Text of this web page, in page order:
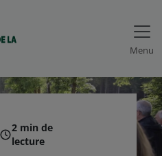
Menu
2 min de
lecture